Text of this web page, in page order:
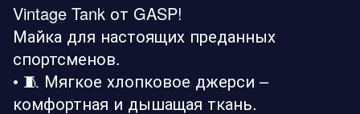
Vintage Tank от GASP!
Майка для настоящих преданных
спортсменов.
• 🧵 Мягкое хлопковое джерси –
комфортная и дышащая ткань.